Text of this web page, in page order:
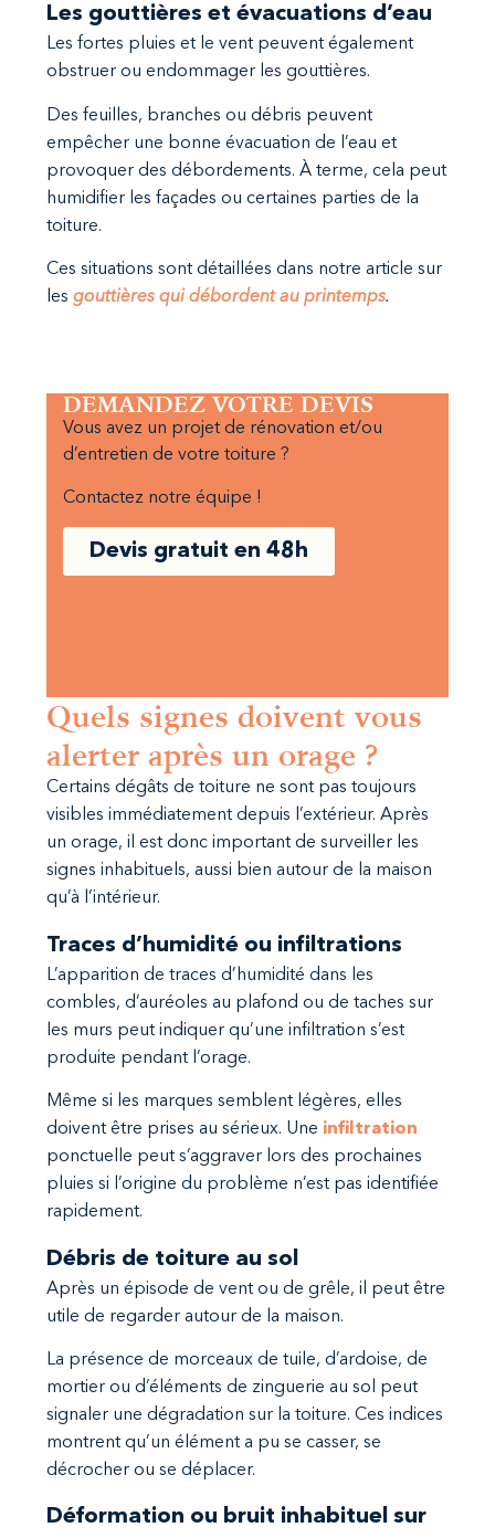
Les gouttières et évacuations d’eau
Les fortes pluies et le vent peuvent également
obstruer ou endommager les gouttières.
Des feuilles, branches ou débris peuvent
empêcher une bonne évacuation de l’eau et
provoquer des débordements. À terme, cela peut
humidifier les façades ou certaines parties de la
toiture.
Ces situations sont détaillées dans notre article sur
les gouttières qui débordent au printemps.
DEMANDEZ VOTRE DEVIS
Vous avez un projet de rénovation et/ou
d’entretien de votre toiture ?
Contactez notre équipe !
Devis gratuit en 48h
Quels signes doivent vous
alerter après un orage ?
Certains dégâts de toiture ne sont pas toujours
visibles immédiatement depuis l’extérieur. Après
un orage, il est donc important de surveiller les
signes inhabituels, aussi bien autour de la maison
qu’à l’intérieur.
Traces d’humidité ou infiltrations
L’apparition de traces d’humidité dans les
combles, d’auréoles au plafond ou de taches sur
les murs peut indiquer qu’une infiltration s’est
produite pendant l’orage.
Même si les marques semblent légères, elles
doivent être prises au sérieux. Une infiltration
ponctuelle peut s’aggraver lors des prochaines
pluies si l’origine du problème n’est pas identifiée
rapidement.
Débris de toiture au sol
Après un épisode de vent ou de grêle, il peut être
utile de regarder autour de la maison.
La présence de morceaux de tuile, d’ardoise, de
mortier ou d’éléments de zinguerie au sol peut
signaler une dégradation sur la toiture. Ces indices
montrent qu’un élément a pu se casser, se
décrocher ou se déplacer.
Déformation ou bruit inhabituel sur